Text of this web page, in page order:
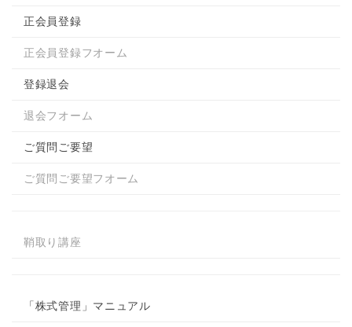
正会員登録
正会員登録フオーム
登録退会
退会フオーム
ご質問ご要望
ご質問ご要望フオーム
鞘取り講座
「株式管理」マニュアル